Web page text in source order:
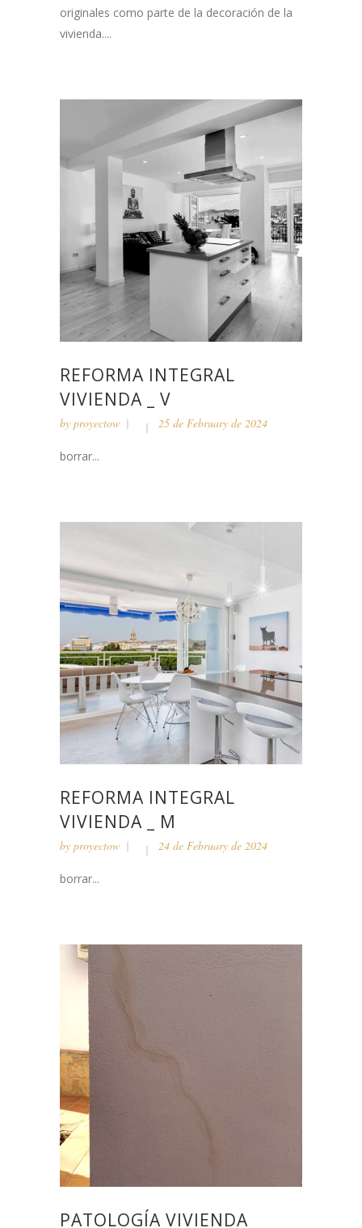
originales como parte de la decoración de la
vivienda....
REFORMA INTEGRAL
VIVIENDA _ V
by proyectow 25 de February de 2024
borrar...
REFORMA INTEGRAL
VIVIENDA _ M
by proyectow 24 de February de 2024
borrar...
PATOLOGÍA VIVIENDA